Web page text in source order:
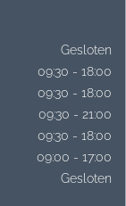
Gesloten
09:30 - 18:00
09:30 - 18:00
09:30 - 21:00
09:30 - 18:00
09:00 - 17:00
Gesloten